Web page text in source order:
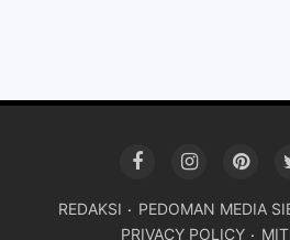
REDAKSI PEDOMAN MEDIA
PRIVACY POLICY